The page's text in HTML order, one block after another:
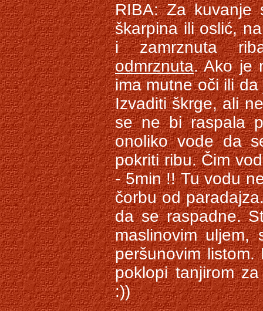
RIBA: Za kuvanje
škarpina ili oslić,
i zamrznuta
odmrznuta. Ako je
ima mutne oči ili
Izvaditi škrge, ali
se ne bi raspala
onoliko vode da
pokriti ribu. Čim
- 5min !! Tu vodu
čorbu od
da se raspadne.
maslinovim uljem,
peršunovim
poklopi tanjirom
:))